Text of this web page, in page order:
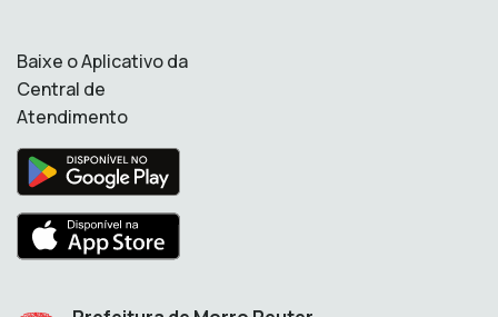
Baixe o Aplicativo da
Central de
Atendimento